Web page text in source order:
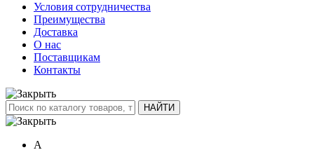
Условия сотрудничества
Преимущества
Доставка
О нас
Поставщикам
Контакты
А